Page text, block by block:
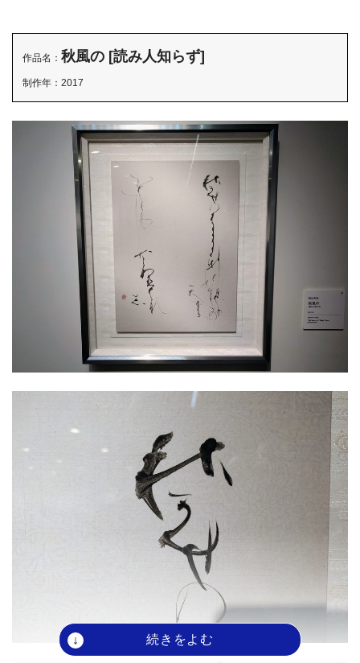
5,000メートルの「書」ってヤバくないですか！？
読む気も起きませんが、文字を見ていると「そこまで丁寧
で綺麗じゃない」気がしました。これは量で勝負するタイプ
ですか。
作品名： 秋風の [読み人知らず]
制作年：2017